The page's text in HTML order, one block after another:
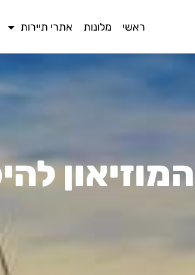
ראשי מלונות אתרי תיירות
המוזיאון